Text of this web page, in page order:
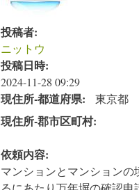
投稿者:
ニットウ
投稿日時:
2024-11-28 09:29
現住所‐都道府県: 東京都
現住所‐郡市区町村:
依頼内容:
マンションとマンション